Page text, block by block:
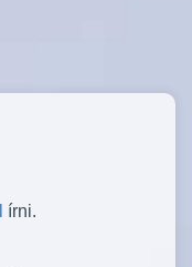
írni.